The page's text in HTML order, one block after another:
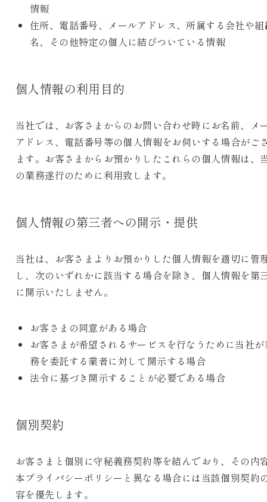
情報
住所、電話番号、メールアドレス、所属する会社や組
名、その他特定の個人に結びついている情報
個人情報の利用目的
当社では、お客さまからのお問い合わせ時にお名前、メ
アドレス、電話番号等の個人情報をお伺いする場合がご
ます。お客さまからお預かりしたこれらの個人情報は、
の業務遂行のために利用致します。
個人情報の第三者への開示・提供
当社は、お客さまよりお預かりした個人情報を適切に管
し、次のいずれかに該当する場合を除き、個人情報を第
に開示いたしません。
お客さまの同意がある場合
お客さまが希望されるサービスを行なうために当社が
務を委託する業者に対して開示する場合
法令に基づき開示することが必要である場合
個別契約
お客さまと個別に守秘義務契約等を結んでおり、その内
本プライバシーポリシーと異なる場合には当該個別契約
容を優先します。